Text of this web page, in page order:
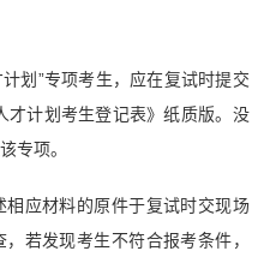
划”专项考生，应在复试时提交
才计划考生登记表》纸质版。没
专项。
应材料的原件于复试时交现场
若发现考生不符合报考条件，